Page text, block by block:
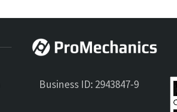
Business ID: 2943847-9